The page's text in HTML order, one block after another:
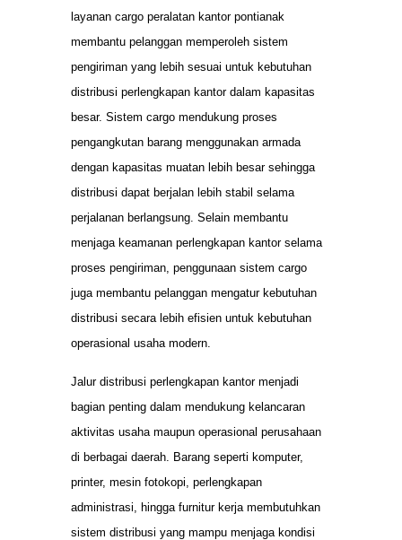
layanan cargo peralatan kantor pontianak
membantu pelanggan memperoleh sistem
pengiriman yang lebih sesuai untuk kebutuhan
distribusi perlengkapan kantor dalam kapasitas
besar. Sistem cargo mendukung proses
pengangkutan barang menggunakan armada
dengan kapasitas muatan lebih besar sehingga
distribusi dapat berjalan lebih stabil selama
perjalanan berlangsung. Selain membantu
menjaga keamanan perlengkapan kantor selama
proses pengiriman, penggunaan sistem cargo
juga membantu pelanggan mengatur kebutuhan
distribusi secara lebih efisien untuk kebutuhan
operasional usaha modern.
Jalur distribusi perlengkapan kantor menjadi
bagian penting dalam mendukung kelancaran
aktivitas usaha maupun operasional perusahaan
di berbagai daerah. Barang seperti komputer,
printer, mesin fotokopi, perlengkapan
administrasi, hingga furnitur kerja membutuhkan
sistem distribusi yang mampu menjaga kondisi